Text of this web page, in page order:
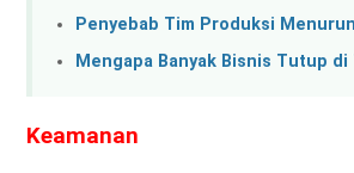
Penyebab Tim Produksi
Mengapa Banyak Bisnis Tutup di
Keamanan